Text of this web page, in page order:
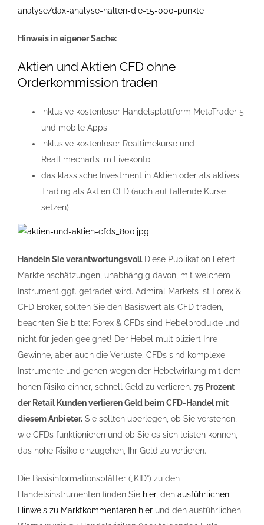
analyse/dax-analyse-halten-die-15-000-punkte
Hinweis in eigener Sache:
Aktien und Aktien CFD ohne
Orderkommission traden
inklusive kostenloser Handelsplattform MetaTrader 5
und mobile Apps
inklusive kostenloser Realtimekurse und
Realtimecharts im Livekonto
das klassische Investment in Aktien oder als aktives
Trading als Aktien CFD (auch auf fallende Kurse
setzen)
Handeln Sie verantwortungsvollDiese Publikation liefert
Markteinschätzungen, unabhängig davon, mit welchem
Instrument ggf. getradet wird. Admiral Markets ist Forex &
CFD Broker, sollten Sie den Basiswert als CFD traden,
beachten Sie bitte: Forex & CFDs sind Hebelprodukte und
nicht für jeden geeignet! Der Hebel multipliziert Ihre
Gewinne, aber auch die Verluste. CFDs sind komplexe
Instrumente und gehen wegen der Hebelwirkung mit dem
hohen Risiko einher, schnell Geld zu verlieren. 75 Prozent
der Retail Kunden verlieren Geld beim CFD-Handel mit
diesem Anbieter. Sie sollten überlegen, ob Sie verstehen,
wie CFDs funktionieren und ob Sie es sich leisten können,
das hohe Risiko einzugehen, Ihr Geld zu verlieren.
Die Basisinformationsblätter („KID“) zu den
Handelsinstrumenten finden Sie hier, den ausführlichen
Hinweis zu Marktkommentaren hier und den ausführlichen